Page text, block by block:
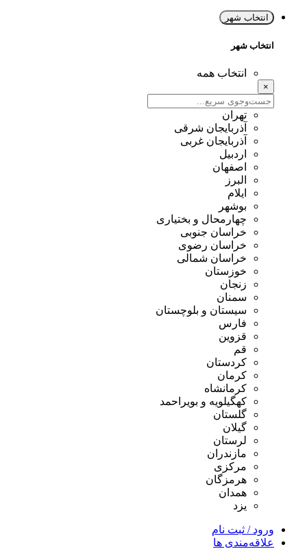
انتخاب شهر
انتخاب شهر
انتخاب همه
×
تهران
آذربایجان شرقی
آذربایجان غربی
اردبیل
اصفهان
البرز
ایلام
بوشهر
چهارمحال و بختیاری
خراسان جنوبی
خراسان رضوی
خراسان شمالی
خوزستان
زنجان
سمنان
سیستان و بلوچستان
فارس
قزوین
قم
کردستان
کرمان
کرمانشاه
کهگیلویه و بویراحمد
گلستان
گیلان
لرستان
مازندران
مرکزی
هرمزگان
همدان
یزد
ورود / ثبت نام
علاقه‌مندی ها